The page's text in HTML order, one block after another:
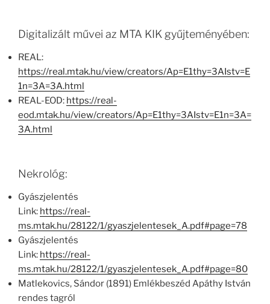
Digitalizált művei az MTA KIK gyűjteményében:
REAL:
https://real.mtak.hu/view/creators/Ap=E1thy=3AIstv=E
1n=3A=3A.html
REAL-EOD: https://real-
eod.mtak.hu/view/creators/Ap=E1thy=3AIstv=E1n=3A=
3A.html
Nekrológ:
Gyászjelentés
Link: https://real-
ms.mtak.hu/28122/1/gyaszjelentesek_A.pdf#page=78
Gyászjelentés
Link: https://real-
ms.mtak.hu/28122/1/gyaszjelentesek_A.pdf#page=80
Matlekovics, Sándor (1891) Emlékbeszéd Apáthy István
rendes tagról